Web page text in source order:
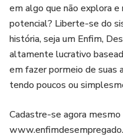
em algo que não explora
potencial? Liberte-se do
história, seja um Enfim,
altamente lucrativo
em fazer pormeio de suas
tendo poucos ou
Cadastre-se agora